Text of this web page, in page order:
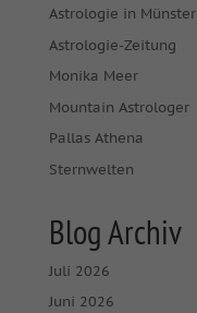
Astrologie in Münster
Astrologie-Zeitung
Monika Meer
Mountain Astrologer
Pallas Athena
Sternwelten
Blog Archiv
Juli 2026
Juni 2026